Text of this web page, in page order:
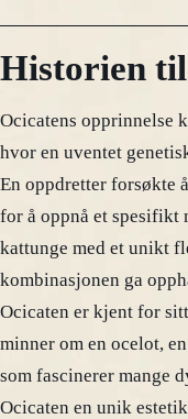
Historien
Ocicatens opprinnelse
hvor en uventet
En oppdretter forsøkte
for å oppnå et spesifikt
kattunge med et unikt
kombinasjonen ga
Ocicaten er kjent for
minner om en ocelot,
som fascinerer mange
Ocicaten en unik